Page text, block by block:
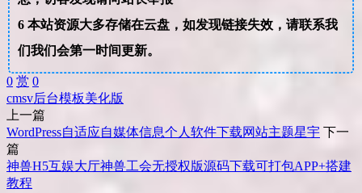
6本站资源大多存储在云盘，如发现链接失效，请联系我
们我们会第一时间更新。
0 赏 0
cmsv后台模板美化版
上一篇
WordPress自适应自媒体信息个人软件下载网站主题星宇 下一
篇
神兽H5互娱大厅神兽工会无授权版源码下载可打包APP+搭建
教程